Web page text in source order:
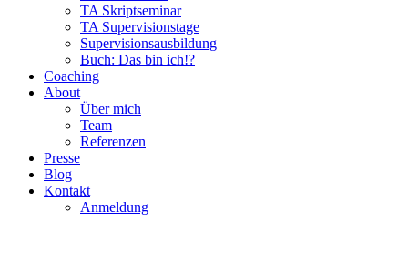
TA Skriptseminar
TA Supervisionstage
Supervisionsausbildung
Buch: Das bin ich!?
Coaching
About
Über mich
Team
Referenzen
Presse
Blog
Kontakt
Anmeldung